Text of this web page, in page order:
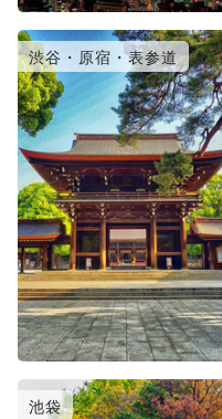
渋谷・原宿・表参道
池袋